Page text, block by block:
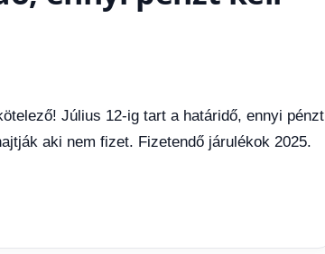
Július 12-ig tart a határidő, ennyi pénzt
aki nem fizet. Fizetendő járulékok 2025.